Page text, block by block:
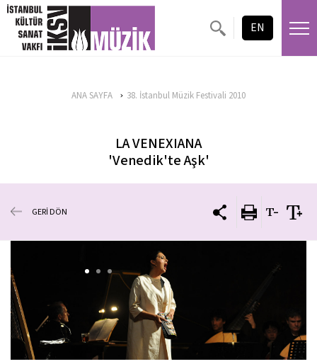
EN
ANA SAYFA 38. İstanbul Müzik Festivali 2010
LA VENEXIANA
'Venedik'te Aşk'
GERİ DÖN